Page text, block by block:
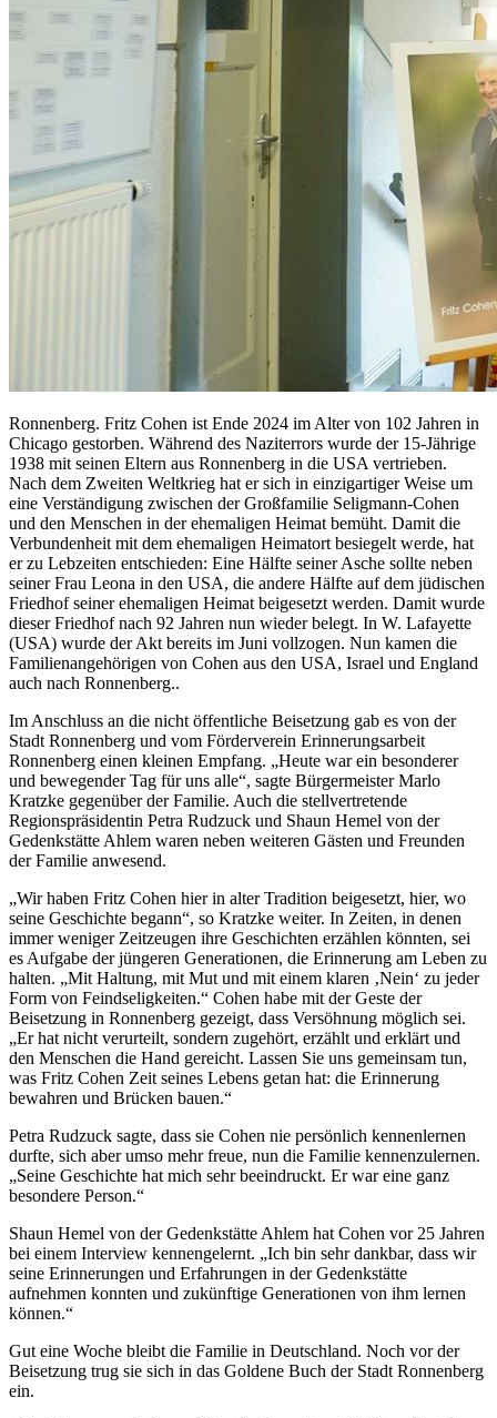
Ronnenberg. Fritz Cohen ist Ende 2024 im Alter von 102 Jahren in
Chicago gestorben. Während des Naziterrors wurde der 15-Jährige
1938 mit seinen Eltern aus Ronnenberg in die USA vertrieben.
Nach dem Zweiten Weltkrieg hat er sich in einzigartiger Weise um
eine Verständigung zwischen der Großfamilie Seligmann-Cohen
und den Menschen in der ehemaligen Heimat bemüht. Damit die
Verbundenheit mit dem ehemaligen Heimatort besiegelt werde, hat
er zu Lebzeiten entschieden: Eine Hälfte seiner Asche sollte neben
seiner Frau Leona in den USA, die andere Hälfte auf dem jüdischen
Friedhof seiner ehemaligen Heimat beigesetzt werden. Damit wurde
dieser Friedhof nach 92 Jahren nun wieder belegt. In W. Lafayette
(USA) wurde der Akt bereits im Juni vollzogen. Nun kamen die
Familienangehörigen von Cohen aus den USA, Israel und England
auch nach Ronnenberg..
Im Anschluss an die nicht öffentliche Beisetzung gab es von der
Stadt Ronnenberg und vom Förderverein Erinnerungsarbeit
Ronnenberg einen kleinen Empfang. „Heute war ein besonderer
und bewegender Tag für uns alle“, sagte Bürgermeister Marlo
Kratzke gegenüber der Familie. Auch die stellvertretende
Regionspräsidentin Petra Rudzuck und Shaun Hemel von der
Gedenkstätte Ahlem waren neben weiteren Gästen und Freunden
der Familie anwesend.
„Wir haben Fritz Cohen hier in alter Tradition beigesetzt, hier, wo
seine Geschichte begann“, so Kratzke weiter. In Zeiten, in denen
immer weniger Zeitzeugen ihre Geschichten erzählen könnten, sei
es Aufgabe der jüngeren Generationen, die Erinnerung am Leben zu
halten. „Mit Haltung, mit Mut und mit einem klaren ‚Nein‘ zu jeder
Form von Feindseligkeiten.“ Cohen habe mit der Geste der
Beisetzung in Ronnenberg gezeigt, dass Versöhnung möglich sei.
„Er hat nicht verurteilt, sondern zugehört, erzählt und erklärt und
den Menschen die Hand gereicht. Lassen Sie uns gemeinsam tun,
was Fritz Cohen Zeit seines Lebens getan hat: die Erinnerung
bewahren und Brücken bauen.“
Petra Rudzuck sagte, dass sie Cohen nie persönlich kennenlernen
durfte, sich aber umso mehr freue, nun die Familie kennenzulernen.
„Seine Geschichte hat mich sehr beeindruckt. Er war eine ganz
besondere Person.“
Shaun Hemel von der Gedenkstätte Ahlem hat Cohen vor 25 Jahren
bei einem Interview kennengelernt. „Ich bin sehr dankbar, dass wir
seine Erinnerungen und Erfahrungen in der Gedenkstätte
aufnehmen konnten und zukünftige Generationen von ihm lernen
können.“
Gut eine Woche bleibt die Familie in Deutschland. Noch vor der
Beisetzung trug sie sich in das Goldene Buch der Stadt Ronnenberg
ein.